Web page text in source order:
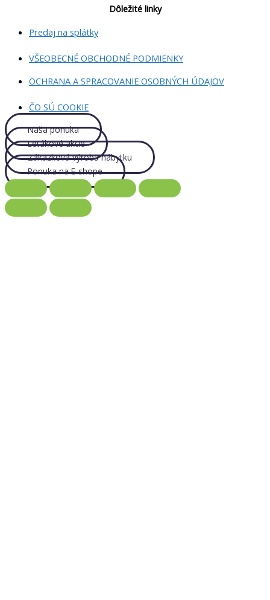
Dôležité linky
Predaj na splátky
VŠEOBECNÉ OBCHODNÉ PODMIENKY
OCHRANA A SPRACOVANIE OSOBNÝCH ÚDAJOV
ČO SÚ COOKIE
Naša ponuka
Letákové akcie
Zákazková výroba nábytku
Ponuka na E-shope